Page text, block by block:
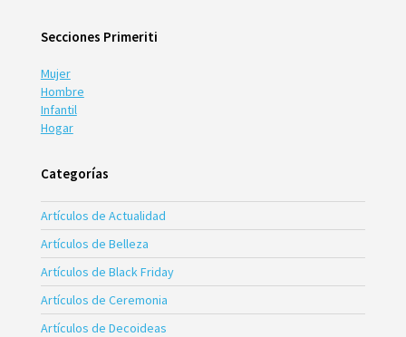
Secciones Primeriti
Mujer
Hombre
Infantil
Hogar
Categorías
Artículos de Actualidad
Artículos de Belleza
Artículos de Black Friday
Artículos de Ceremonia
Artículos de Decoideas